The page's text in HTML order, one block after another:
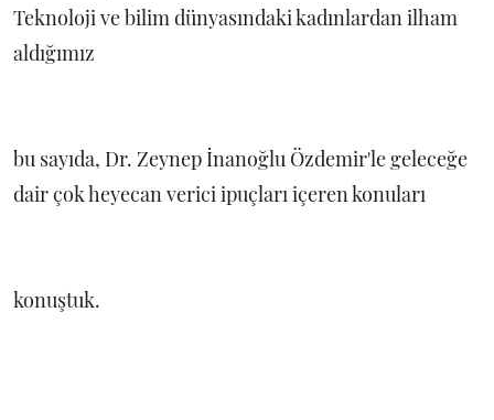
Teknoloji ve bilim dünyasındaki kadınlardan ilham
aldığımız
bu sayıda, Dr. Zeynep İnanoğlu Özdemir'le geleceğe
dair çok heyecan verici ipuçları içeren konuları
konuştuk.